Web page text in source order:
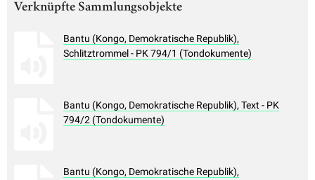
Verknüpfte Sammlungsobjekte
Bantu (Kongo, Demokratische Republik),
Schlitztrommel - PK 794/1 (Tondokumente)
Bantu (Kongo, Demokratische Republik), Text - PK
794/2 (Tondokumente)
Bantu (Kongo, Demokratische Republik),